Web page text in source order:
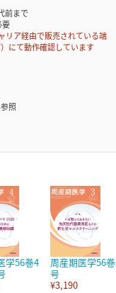
前まで
要
ア経由で販売されている端
にて動作確認しています
照
学56巻4
周産期医学56
号
¥3,190